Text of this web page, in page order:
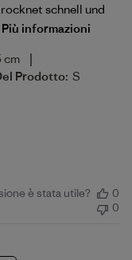
schnell und
Più informazioni
cm |
Prodotto: S
è stata utile?
0
0